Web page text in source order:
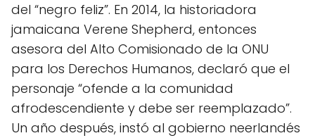
del “negro feliz”. En 2014, la historiadora
jamaicana Verene Shepherd, entonces
asesora del Alto Comisionado de la ONU
para los Derechos Humanos, declaró que el
personaje “ofende a la comunidad
afrodescendiente y debe ser reemplazado”.
Un año después, instó al gobierno neerlandés